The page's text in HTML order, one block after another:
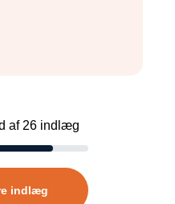
af 26indlæg
indlæg